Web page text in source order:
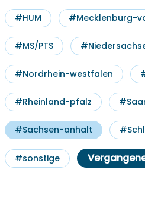
#HUM #Mecklenburg-
#MS/PTS
#Nordrhein-westfalen
#Rheinland-pfalz
#Sachsen-anhalt
#sonstige